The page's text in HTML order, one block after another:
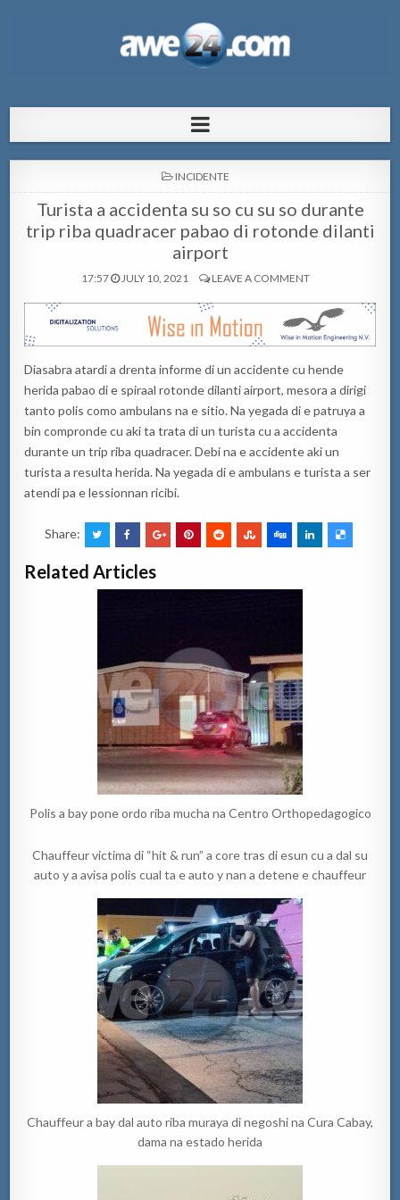
pa Aruba
POSTED
INCIDENTE
Turista a accidenta su so cu su so durante
trip riba quadracer pabao di rotonde dilanti
airport
17:57 JULY 10, 2021 LEAVE A COMMENT
Diasabra atardi a drenta informe di un accidente cu hende
herida pabao di e spiraal rotonde dilanti airport, mesora a dirigi
tanto polis como ambulans na e sitio. Na yegada di e patruya a
bin compronde cu aki ta trata di un turista cu a accidenta
durante un trip riba quadracer. Debi na e accidente aki un
turista a resulta herida. Na yegada di e ambulans e turista a ser
atendi pa e lessionnan ricibi.
Share:
Related Articles
Polis a bay pone ordo riba mucha na Centro Orthopedagogico
Chauffeur victima di “hit & run” a core tras di esun cu a dal su
auto y a avisa polis cual ta e auto y nan a detene e chauffeur
Chauffeur a bay dal auto riba muraya di negoshi na Cura Cabay,
dama na estado herida